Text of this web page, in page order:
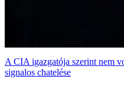
A CIA igazgatója szerint nem
signalos chatelése